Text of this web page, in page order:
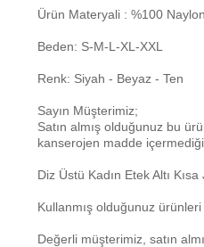
Ürün Materyali : %100 Naylon
Beden: S-M-L-XL-XXL
Renk: Siyah - Beyaz - Ten
Sayın Müşterimiz;
Satın almış olduğunuz bu
kanserojen madde
Diz Üstü Kadın Etek Altı Kısa
Kullanmış olduğunuz
Değerli müşterimiz, satın